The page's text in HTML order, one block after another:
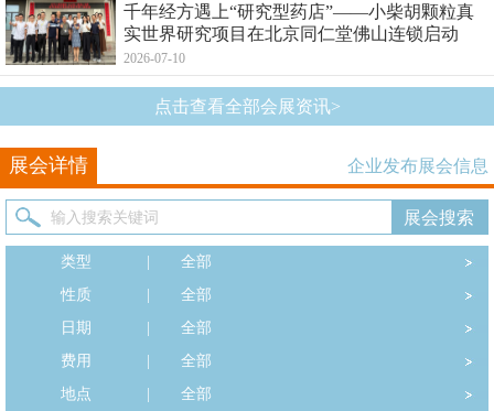
千年经方遇上“研究型药店”——小柴胡颗粒真
实世界研究项目在北京同仁堂佛山连锁启动
2026-07-10
点击查看全部会展资讯>
展会详情 企业发布展会信息
类型
全部
性质
全部
日期
全部
费用
全部
地点
全部